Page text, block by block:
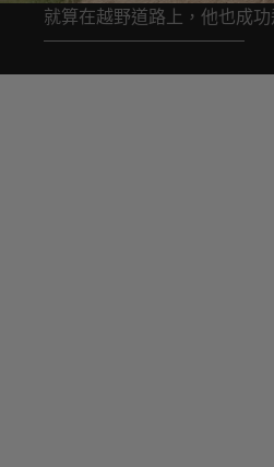
就算在越野道路上，他也成